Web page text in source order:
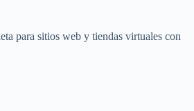
para sitios web y tiendas virtuales con